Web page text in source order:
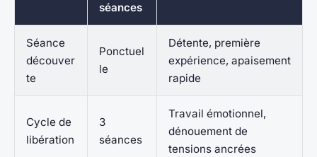
séances
Séance
découver
te
Ponctuel
le
Détente, première
expérience, apaisement
rapide
Cycle de
libération
3
séances
Travail émotionnel,
dénouement de
tensions ancrées